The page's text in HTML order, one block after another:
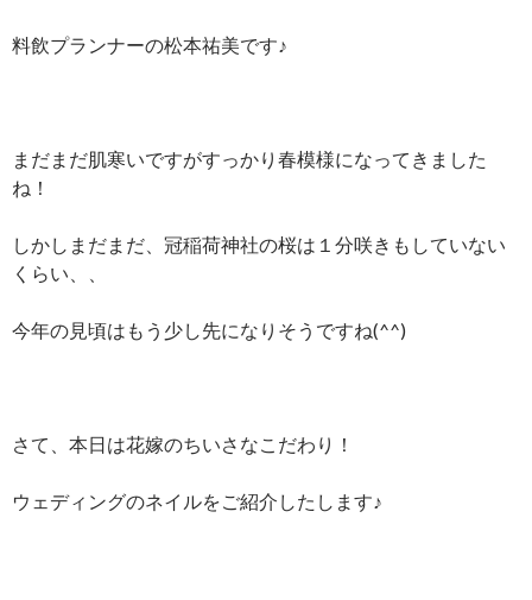
料飲プランナーの松本祐美です♪
まだまだ肌寒いですがすっかり春模様になってきました
ね！
しかしまだまだ、冠稲荷神社の桜は１分咲きもしていない
くらい、、
今年の見頃はもう少し先になりそうですね(^^)
さて、本日は花嫁のちいさなこだわり！
ウェディングのネイルをご紹介したします♪